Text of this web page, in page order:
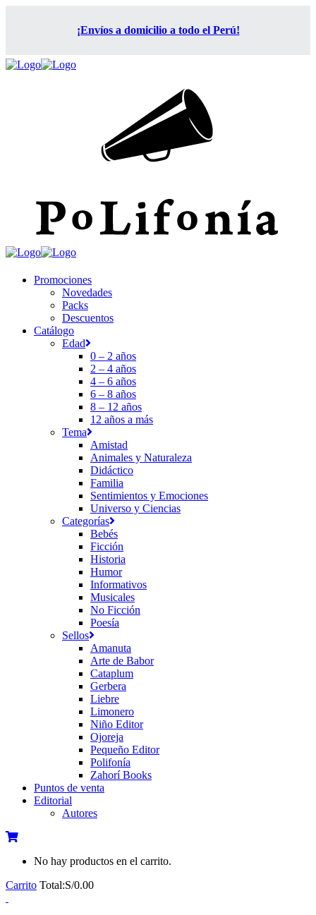
¡Envíos a domicilio a todo el Perú!
Promociones
Novedades
Packs
Descuentos
Catálogo
Edad
0 – 2 años
2 – 4 años
4 – 6 años
6 – 8 años
8 – 12 años
12 años a más
Tema
Amistad
Animales y Naturaleza
Didáctico
Familia
Sentimientos y Emociones
Universo y Ciencias
Categorías
Bebés
Ficción
Historia
Humor
Informativos
Musicales
No Ficción
Poesía
Sellos
Amanuta
Arte de Babor
Cataplum
Gerbera
Liebre
Limonero
Niño Editor
Ojoreja
Pequeño Editor
Polifonía
Zahorí Books
Puntos de venta
Editorial
Autores
No hay productos en el carrito.
Carrito Total:S/0.00